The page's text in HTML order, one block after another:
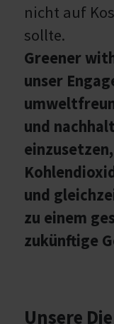
nicht auf
sollte.
Greener
unser
und
und
zu einem
zukünftige
Unsere